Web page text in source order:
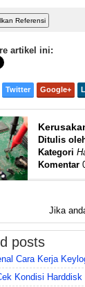
artikel ini:
Twitter Google+
Ditulis
Kategori
Komentar
Jika
posts
Cara Kerja
Kondisi Harddisk